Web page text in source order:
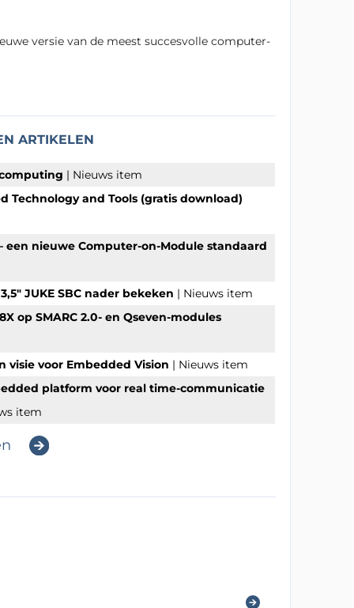
versie van de meest succesvolle computer-
ARTIKELEN
| Nieuws item
Technology and Tools (gratis download)
een nieuwe Computer-on-Module standaard
JUKE SBC nader bekeken | Nieuws item
op SMARC 2.0- en Qseven-modules
visie voor Embedded Vision | Nieuws item
platform voor real time-communicatie
item